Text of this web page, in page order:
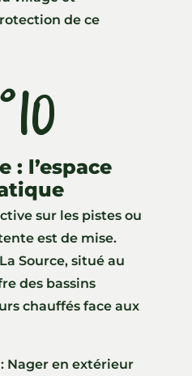
de ce
: l’espace
sur les pistes ou
est de mise.
Source, situé au
des bassins
chauffés face aux
Nager en extérieur